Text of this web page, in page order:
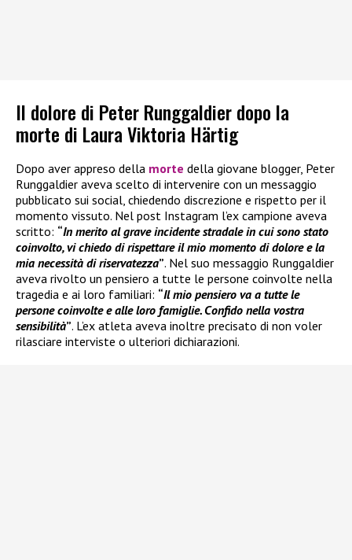
Il dolore di Peter Runggaldier dopo la
morte di Laura Viktoria Härtig
Dopo aver appreso della morte della giovane blogger, Peter
Runggaldier aveva scelto di intervenire con un messaggio
pubblicato sui social, chiedendo discrezione e rispetto per il
momento vissuto. Nel post Instagram l’ex campione aveva
scritto: “In merito al grave incidente stradale in cui sono stato
coinvolto, vi chiedo di rispettare il mio momento di dolore e la
mia necessità di riservatezza”. Nel suo messaggio Runggaldier
aveva rivolto un pensiero a tutte le persone coinvolte nella
tragedia e ai loro familiari: “Il mio pensiero va a tutte le
persone coinvolte e alle loro famiglie. Confido nella vostra
sensibilità”. L’ex atleta aveva inoltre precisato di non voler
rilasciare interviste o ulteriori dichiarazioni.